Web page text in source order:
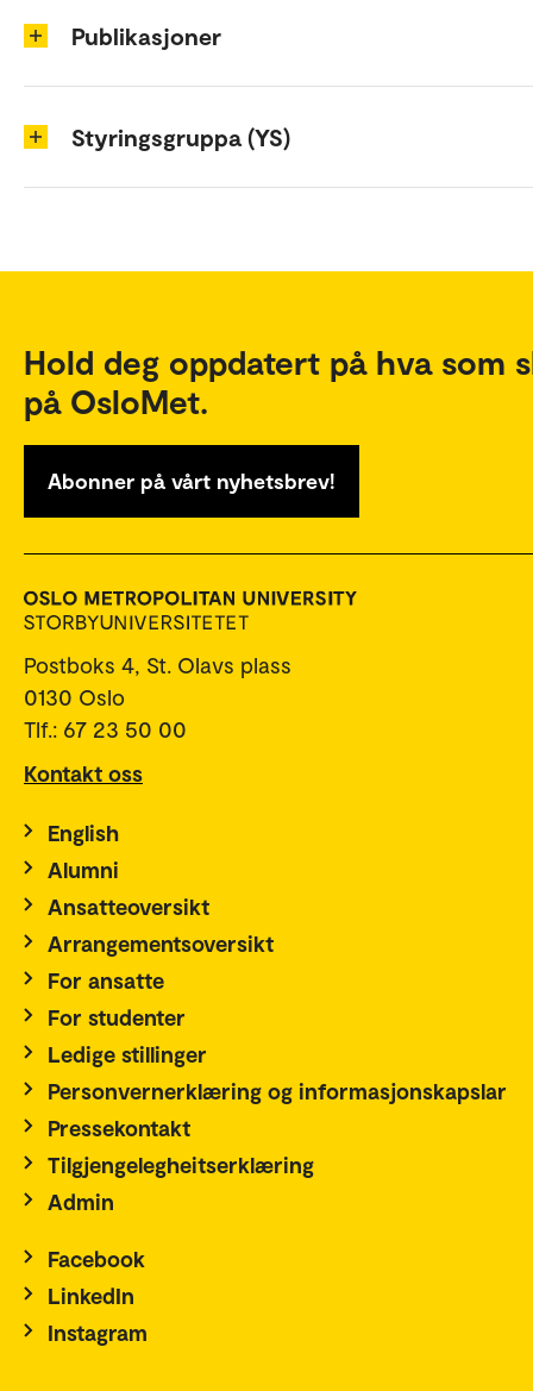
Publikasjoner
Styringsgruppa (YS)
Hold deg oppdatert på hva som
på OsloMet.
Abonner på vårt nyhetsbrev!
Postboks 4, St. Olavs plass
0130 Oslo
Tlf.: 67 23 50 00
Kontakt oss
English
Alumni
Ansatteoversikt
Arrangementsoversikt
For ansatte
For studenter
Ledige stillinger
Personvernerklæring og informasjonskapslar
Pressekontakt
Tilgjengelegheitserklæring
Admin
Facebook
LinkedIn
Instagram